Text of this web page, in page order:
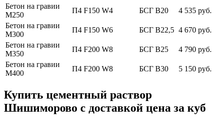
Бетон на гравии
М250
П4 F150 W4 БСГ В20
4 535 руб.
Бетон на гравии
М300
П4 F150 W6 БСГ В22,5 4 670 руб.
Бетон на гравии
М350
П4 F200 W8 БСГ В25
4 790 руб.
Бетон на гравии
М400
П4 F200 W8 БСГ В30 5 150 руб.
Купить цементный раствор
Шишиморово с доставкой цена за куб